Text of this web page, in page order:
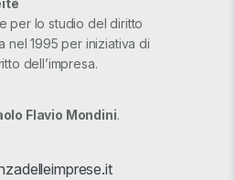
per lo studio del diritto
nel 1995 per iniziativa di
dell’impresa.
Flavio Mondini.